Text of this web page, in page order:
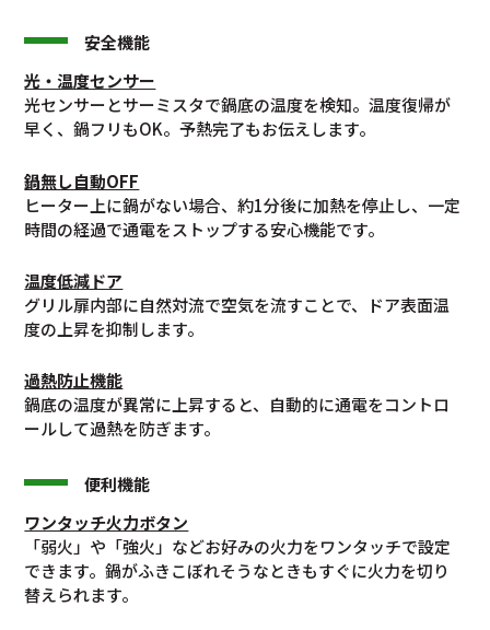
安全機能
光・温度センサー
光センサーとサーミスタで鍋底の温度を検知。温度復帰が
早く、鍋フリもOK。予熱完了もお伝えします。
鍋無し自動OFF
ヒーター上に鍋がない場合、約1分後に加熱を停止し、一定
時間の経過で通電をストップする安心機能です。
温度低減ドア
グリル扉内部に自然対流で空気を流すことで、ドア表面温
度の上昇を抑制します。
過熱防止機能
鍋底の温度が異常に上昇すると、自動的に通電をコントロ
ールして過熱を防ぎます。
便利機能
ワンタッチ火力ボタン
「弱火」や「強火」などお好みの火力をワンタッチで設定
できます。鍋がふきこぼれそうなときもすぐに火力を切り
替えられます。